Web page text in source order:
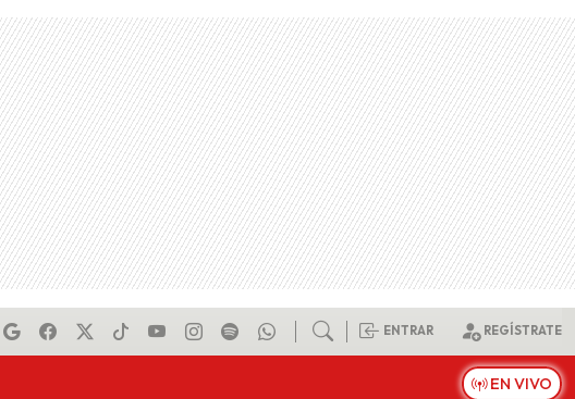
ENTRAR REGÍSTRATE
EN VIVO